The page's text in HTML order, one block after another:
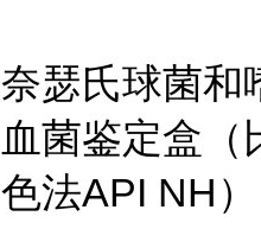
奈瑟氏球菌和
血菌鉴定盒（
色法API NH）